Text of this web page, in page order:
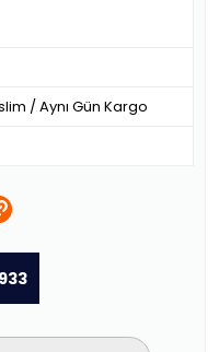
/ Aynı Gün Kargo